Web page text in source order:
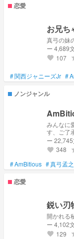
恋愛
お兄ち
真弓の妹
ー 4,689
favorite 107
#関西ジャニーズJr #
ノンジャンル
みんなに
す、ご了
ー
favorite 348
#AmBitious #真弓孟之
恋愛
鋭い刃
開かれる
ー 4,102
favorite 129